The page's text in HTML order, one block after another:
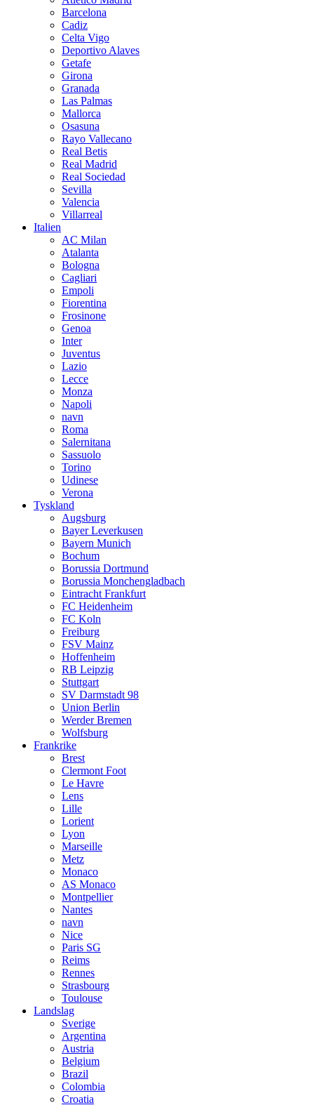
Barcelona
Cadiz
Celta Vigo
Deportivo Alaves
Getafe
Girona
Granada
Las Palmas
Mallorca
Osasuna
Rayo Vallecano
Real Betis
Real Madrid
Real Sociedad
Sevilla
Valencia
Villarreal
Italien
AC Milan
Atalanta
Bologna
Cagliari
Empoli
Fiorentina
Frosinone
Genoa
Inter
Juventus
Lazio
Lecce
Monza
Napoli
navn
Roma
Salernitana
Sassuolo
Torino
Udinese
Verona
Tyskland
Augsburg
Bayer Leverkusen
Bayern Munich
Bochum
Borussia Dortmund
Borussia Monchengladbach
Eintracht Frankfurt
FC Heidenheim
FC Koln
Freiburg
FSV Mainz
Hoffenheim
RB Leipzig
Stuttgart
SV Darmstadt 98
Union Berlin
Werder Bremen
Wolfsburg
Frankrike
Brest
Clermont Foot
Le Havre
Lens
Lille
Lorient
Lyon
Marseille
Metz
Monaco
AS Monaco
Montpellier
Nantes
navn
Nice
Paris SG
Reims
Rennes
Strasbourg
Toulouse
Landslag
Sverige
Argentina
Austria
Belgium
Brazil
Colombia
Croatia